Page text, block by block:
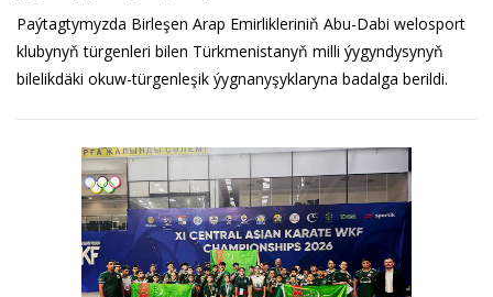
Paýtagtymyzda Birleşen Arap Emirlikleriniň Abu-Dabi welosport
klubynyň türgenleri bilen Türkmenistanyň milli ýygyndysynyň
bilelikdäki okuw-türgenleşik ýygnanyşyklaryna badalga berildi.